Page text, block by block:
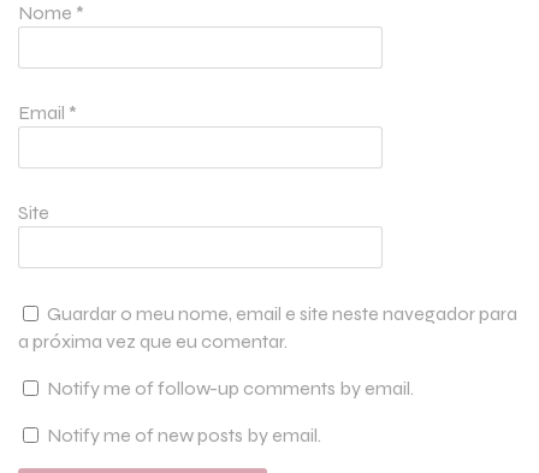
Nome *
Email *
Site
Guardar o meu nome, email e site neste navegador para
a próxima vez que eu comentar.
Notify me of follow-up comments by email.
Notify me of new posts by email.